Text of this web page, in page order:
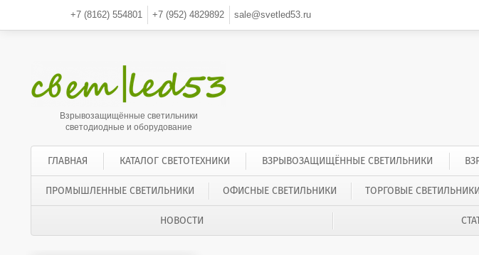
+7 (8162) 554801 +7 (952)4829892 sale@svetled53.ru
Взрывозащищённые светильники
светодиодные и оборудование
ГЛАВНАЯ КАТАЛОГ СВЕТОТЕХНИКИ ВЗРЫВОЗАЩИЩЁННЫЕ СВЕТИЛЬНИКИ
ПРОМЫШЛЕННЫЕ СВЕТИЛЬНИКИ ОФИСНЫЕ СВЕТИЛЬНИКИ ТОРГОВЫЕ СВЕТИЛЬНИКИ
НОВОСТИ